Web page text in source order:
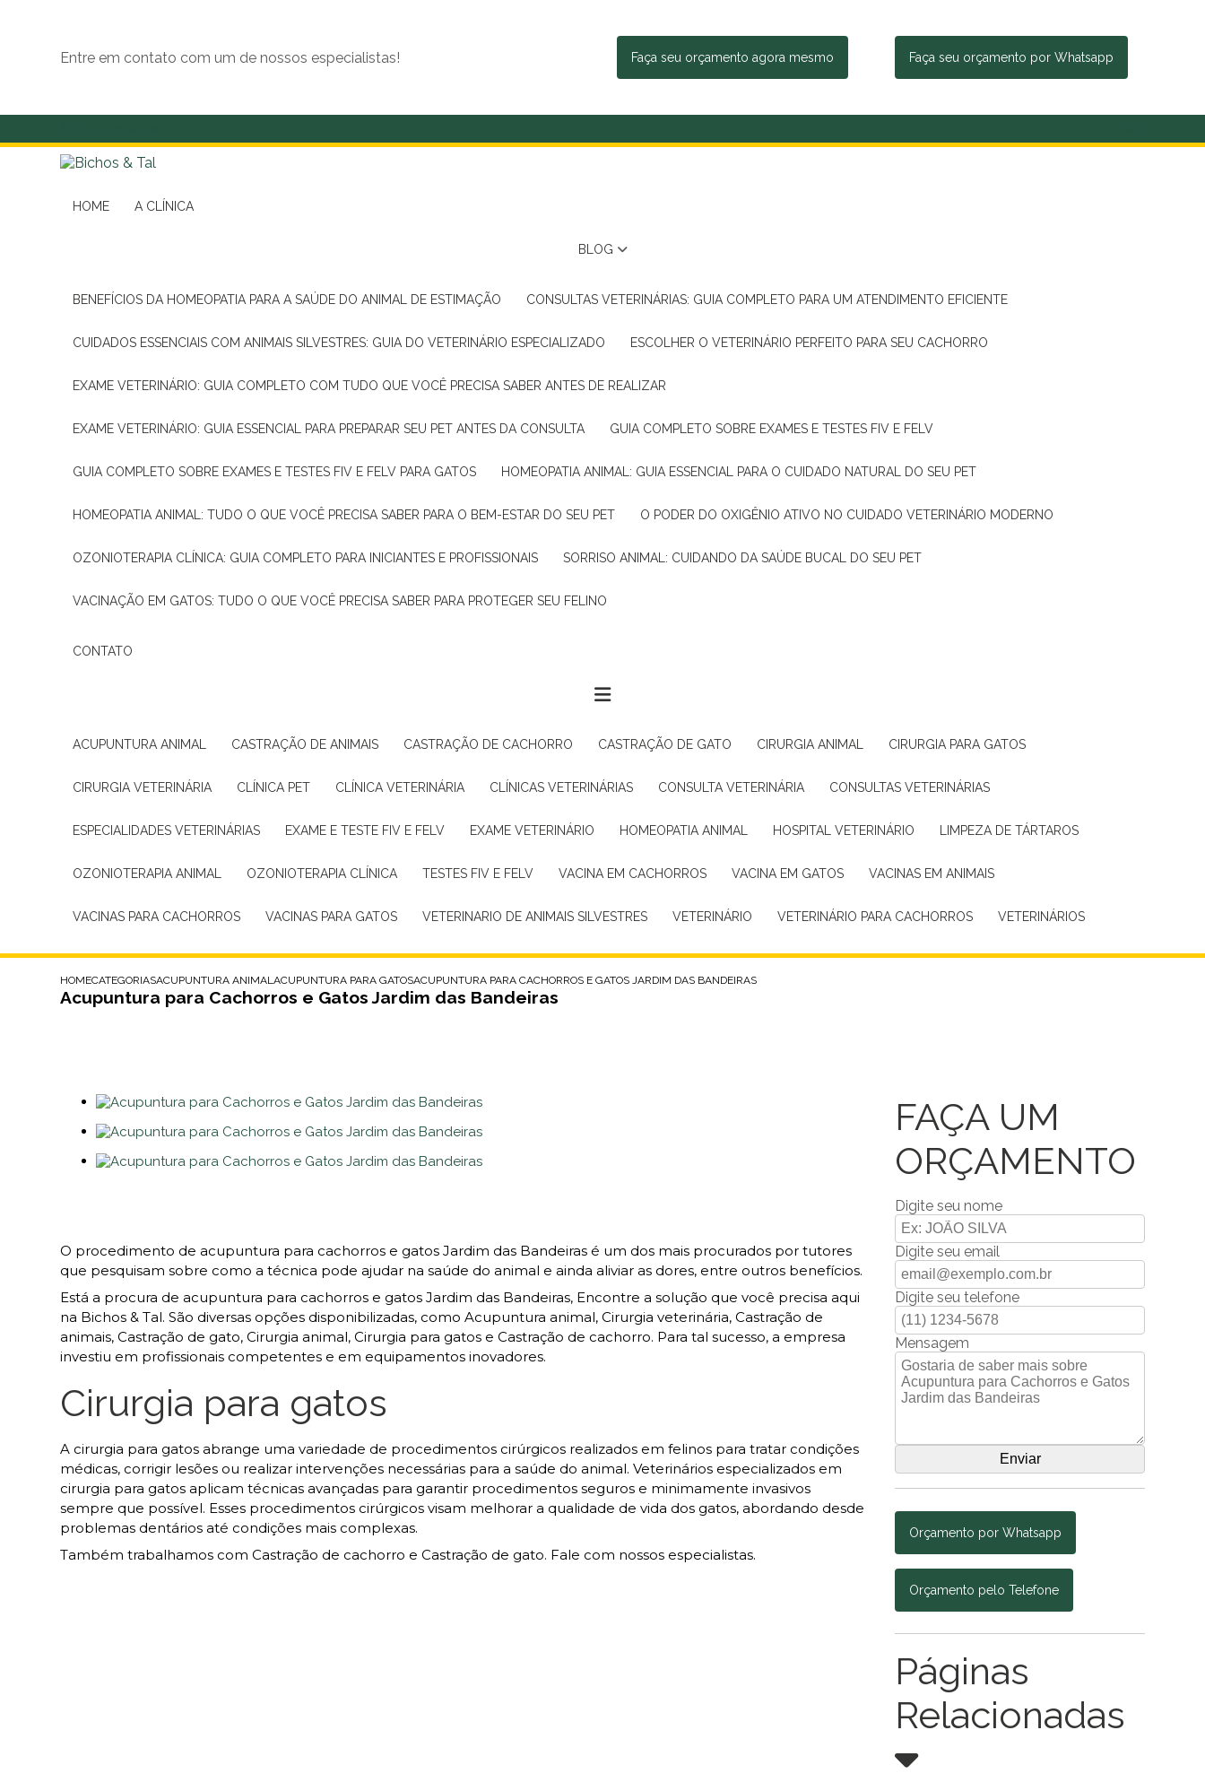
Entre em contato com um de nossos especialistas! Faça seu orçamento agora mesmo Faça seu orçamento por Whatsapp
HOME A CLÍNICA
BLOG
BENEFÍCIOS DA HOMEOPATIA PARA A SAÚDE DO ANIMAL DE ESTIMAÇÃO CONSULTAS VETERINÁRIAS: GUIA COMPLETO PARA UM ATENDIMENTO EFICIENTE
CUIDADOS ESSENCIAIS COM ANIMAIS SILVESTRES: GUIA DO VETERINÁRIO ESPECIALIZADO ESCOLHER O VETERINÁRIO PERFEITO PARA SEU CACHORRO
EXAME VETERINÁRIO: GUIA COMPLETO COM TUDO QUE VOCÊ PRECISA SABER ANTES DE REALIZAR
EXAME VETERINÁRIO: GUIA ESSENCIAL PARA PREPARAR SEU PET ANTES DA CONSULTA GUIA COMPLETO SOBRE EXAMES E TESTES FIV E FELV
GUIA COMPLETO SOBRE EXAMES E TESTES FIV E FELV PARA GATOS HOMEOPATIA ANIMAL: GUIA ESSENCIAL PARA O CUIDADO NATURAL DO SEU PET
HOMEOPATIA ANIMAL: TUDO O QUE VOCÊ PRECISA SABER PARA O BEM-ESTAR DO SEU PET O PODER DO OXIGÊNIO ATIVO NO CUIDADO VETERINÁRIO MODERNO
OZONIOTERAPIA CLÍNICA: GUIA COMPLETO PARA INICIANTES E PROFISSIONAIS SORRISO ANIMAL: CUIDANDO DA SAÚDE BUCAL DO SEU PET
VACINAÇÃO EM GATOS: TUDO O QUE VOCÊ PRECISA SABER PARA PROTEGER SEU FELINO
CONTATO
ACUPUNTURA ANIMAL CASTRAÇÃO DE ANIMAIS CASTRAÇÃO DE CACHORRO CASTRAÇÃO DE GATO CIRURGIA ANIMAL CIRURGIA PARA GATOS
CIRURGIA VETERINÁRIA CLÍNICA PET CLÍNICA VETERINÁRIA CLÍNICAS VETERINÁRIAS CONSULTA VETERINÁRIA CONSULTAS VETERINÁRIAS
ESPECIALIDADES VETERINÁRIAS EXAME E TESTE FIV E FELV EXAME VETERINÁRIO HOMEOPATIA ANIMAL HOSPITAL VETERINÁRIO LIMPEZA DE TÁRTAROS
OZONIOTERAPIA ANIMAL OZONIOTERAPIA CLÍNICA TESTES FIV E FELV VACINA EM CACHORROS VACINA EM GATOS VACINAS EM ANIMAIS
VACINAS PARA CACHORROS VACINAS PARA GATOS VETERINARIO DE ANIMAIS SILVESTRES VETERINÁRIO VETERINÁRIO PARA CACHORROS VETERINÁRIOS
HOMECATEGORIASACUPUNTURA ANIMALACUPUNTURA PARA GATOSACUPUNTURA PARA CACHORROS E GATOS JARDIM DAS BANDEIRAS
Acupuntura para Cachorros e Gatos Jardim das Bandeiras
O procedimento de acupuntura para cachorros e gatos Jardim das Bandeiras é um dos mais procurados por tutores
que pesquisam sobre como a técnica pode ajudar na saúde do animal e ainda aliviar as dores, entre outros benefícios.
Está a procura de acupuntura para cachorros e gatos Jardim das Bandeiras, Encontre a solução que você precisa aqui
na Bichos & Tal. São diversas opções disponibilizadas, como Acupuntura animal, Cirurgia veterinária, Castração de
animais, Castração de gato, Cirurgia animal, Cirurgia para gatos e Castração de cachorro. Para tal sucesso, a empresa
investiu em profissionais competentes e em equipamentos inovadores.
Cirurgia para gatos
A cirurgia para gatos abrange uma variedade de procedimentos cirúrgicos realizados em felinos para tratar condições
médicas, corrigir lesões ou realizar intervenções necessárias para a saúde do animal. Veterinários especializados em
cirurgia para gatos aplicam técnicas avançadas para garantir procedimentos seguros e minimamente invasivos
sempre que possível. Esses procedimentos cirúrgicos visam melhorar a qualidade de vida dos gatos, abordando desde
problemas dentários até condições mais complexas.
Também trabalhamos com Castração de cachorro e Castração de gato. Fale com nossos especialistas.
FAÇA UM
ORÇAMENTO
Digite seu nome
Digite seu email
Digite seu telefone
Mensagem
Orçamento por Whatsapp
Orçamento pelo Telefone
Páginas
Relacionadas